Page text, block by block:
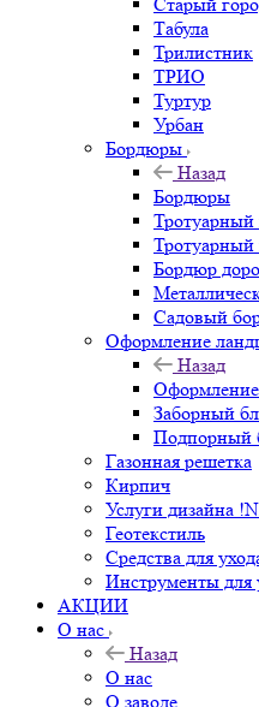
Табула
Трилистник
ТРИО
Туртур
Урбан
Бордюры
Назад
Бордюры
Тротуарный
Бордюр
Садовый
Оформление
Назад
Заборный
Подпорный
Газонная решетка
Кирпич
Услуги дизайна
Геотекстиль
Средства для
Инструменты для
АКЦИИ
О нас
Назад
О нас
О заводе